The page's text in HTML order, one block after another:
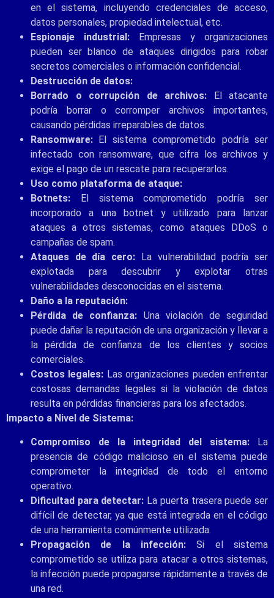
en el sistema, incluyendo credenciales de acceso,
datos personales, propiedad intelectual, etc.
Espionaje industrial: Empresas y organizaciones
pueden ser blanco de ataques dirigidos para robar
secretos comerciales o información confidencial.
Destrucción de datos:
Borrado o corrupción de archivos: El atacante
podría borrar o corromper archivos importantes,
causando pérdidas irreparables de datos.
Ransomware: El sistema comprometido podría ser
infectado con ransomware, que cifra los archivos y
exige el pago de un rescate para recuperarlos.
Uso como plataforma de ataque:
Botnets: El sistema comprometido podría ser
incorporado a una botnet y utilizado para lanzar
ataques a otros sistemas, como ataques DDoS o
campañas de spam.
Ataques de día cero: La vulnerabilidad podría ser
explotada para descubrir y explotar otras
vulnerabilidades desconocidas en el sistema.
Daño a la reputación:
Pérdida de confianza: Una violación de seguridad
puede dañar la reputación de una organización y llevar a
la pérdida de confianza de los clientes y socios
comerciales.
Costos legales: Las organizaciones pueden enfrentar
costosas demandas legales si la violación de datos
resulta en pérdidas financieras para los afectados.
Impacto a Nivel de Sistema:
Compromiso de la integridad del sistema: La
presencia de código malicioso en el sistema puede
comprometer la integridad de todo el entorno
operativo.
Dificultad para detectar: La puerta trasera puede ser
difícil de detectar, ya que está integrada en el código
de una herramienta comúnmente utilizada.
Propagación de la infección: Si el sistema
comprometido se utiliza para atacar a otros sistemas,
la infección puede propagarse rápidamente a través de
una red.